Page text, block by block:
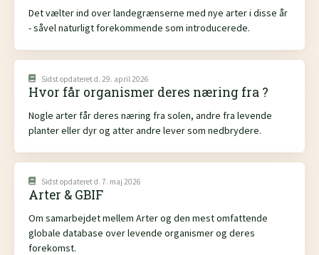
Det vælter ind over landegrænserne med nye arter i disse år
- såvel naturligt forekommende som introducerede.
Sidst opdateret d. 29. april 2026
Hvor får organismer deres næring fra ?
Nogle arter får deres næring fra solen, andre fra levende
planter eller dyr og atter andre lever som nedbrydere.
Sidst opdateret d. 7. maj 2026
Arter & GBIF
Om samarbejdet mellem Arter og den mest omfattende
globale database over levende organismer og deres
forekomst.